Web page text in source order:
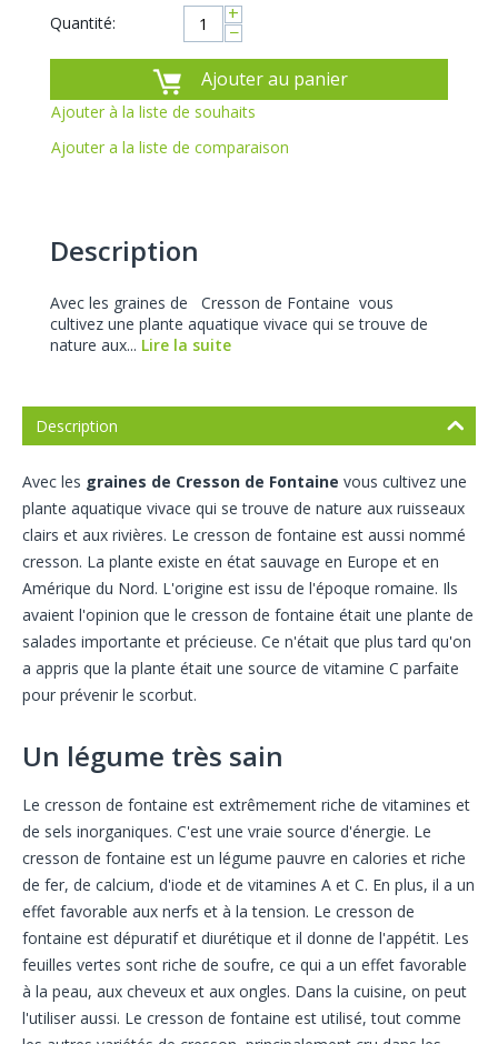
Quantité: +
−
Ajouter au panier
Ajouter à la liste de souhaits
Ajouter a la liste de comparaison
Description
Avec les graines de Cresson de Fontaine vous
cultivez une plante aquatique vivace qui se trouve de
nature aux... Lire la suite
Description
Avec les graines de Cresson de Fontaine vous cultivez une
plante aquatique vivace qui se trouve de nature aux ruisseaux
clairs et aux rivières. Le cresson de fontaine est aussi nommé
cresson. La plante existe en état sauvage en Europe et en
Amérique du Nord. L'origine est issu de l'époque romaine. Ils
avaient l'opinion que le cresson de fontaine était une plante de
salades importante et précieuse. Ce n'était que plus tard qu'on
a appris que la plante était une source de vitamine C parfaite
pour prévenir le scorbut.
Un légume très sain
Le cresson de fontaine est extrêmement riche de vitamines et
de sels inorganiques. C'est une vraie source d'énergie. Le
cresson de fontaine est un légume pauvre en calories et riche
de fer, de calcium, d'iode et de vitamines A et C. En plus, il a un
effet favorable aux nerfs et à la tension. Le cresson de
fontaine est dépuratif et diurétique et il donne de l'appétit. Les
feuilles vertes sont riche de soufre, ce qui a un effet favorable
à la peau, aux cheveux et aux ongles. Dans la cuisine, on peut
l'utiliser aussi. Le cresson de fontaine est utilisé, tout comme